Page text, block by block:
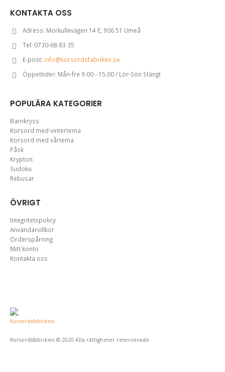
KONTAKTA OSS
Adress: Morkullevägen 14 E, 906 51 Umeå
Tel: 0730-68 83 35
E-post: info@korsordsfabriken.se
Öppettider: Mån-fre 9.00 - 15.00 / Lör-Sön Stängt
POPULÄRA KATEGORIER
Barnkryss
Korsord med vintertema
Korsord med vårtema
Påsk
Krypton
Sudoku
Rebusar
ÖVRIGT
Integritetspolicy
Användarvillkor
Orderspårning
Mitt konto
Kontakta oss
Korsordsfabriken © 2020 Alla rättigheter reserverade.